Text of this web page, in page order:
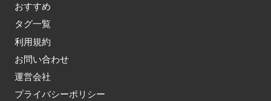
おすすめ
タグ一覧
利用規約
お問い合わせ
運営会社
プライバシーポリシー